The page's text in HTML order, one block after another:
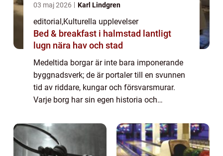
03 maj 2026 Karl Lindgren
editorial,Kulturella upplevelser
Bed & breakfast i halmstad lantligt
lugn nära hav och stad
Medeltida borgar är inte bara imponerande
byggnadsverk; de är portaler till en svunnen
tid av riddare, kungar och försvarsmurar.
Varje borg har sin egen historia och
konflikter, sociala struktu...